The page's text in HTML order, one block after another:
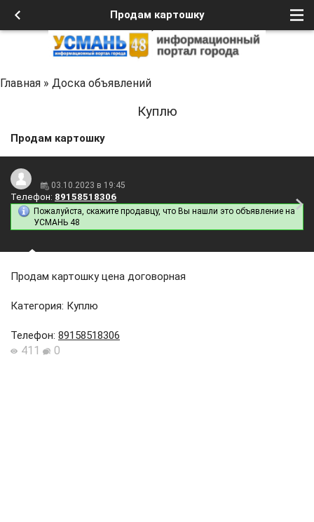
Продам картошку
Главная » Доска объявлений
Куплю
Продам картошку
03.10.2023 в 19:45
Телефон: 89158518306
Пожалуйста, скажите продавцу, что Вы нашли это объявление на
УСМАНЬ 48
Продам картошку цена договорная
Категория: Куплю
Телефон: 89158518306
411 0